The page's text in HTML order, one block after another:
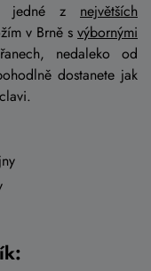
jedné z největších
v Brně s výbornými
nedaleko od
dostanete jak